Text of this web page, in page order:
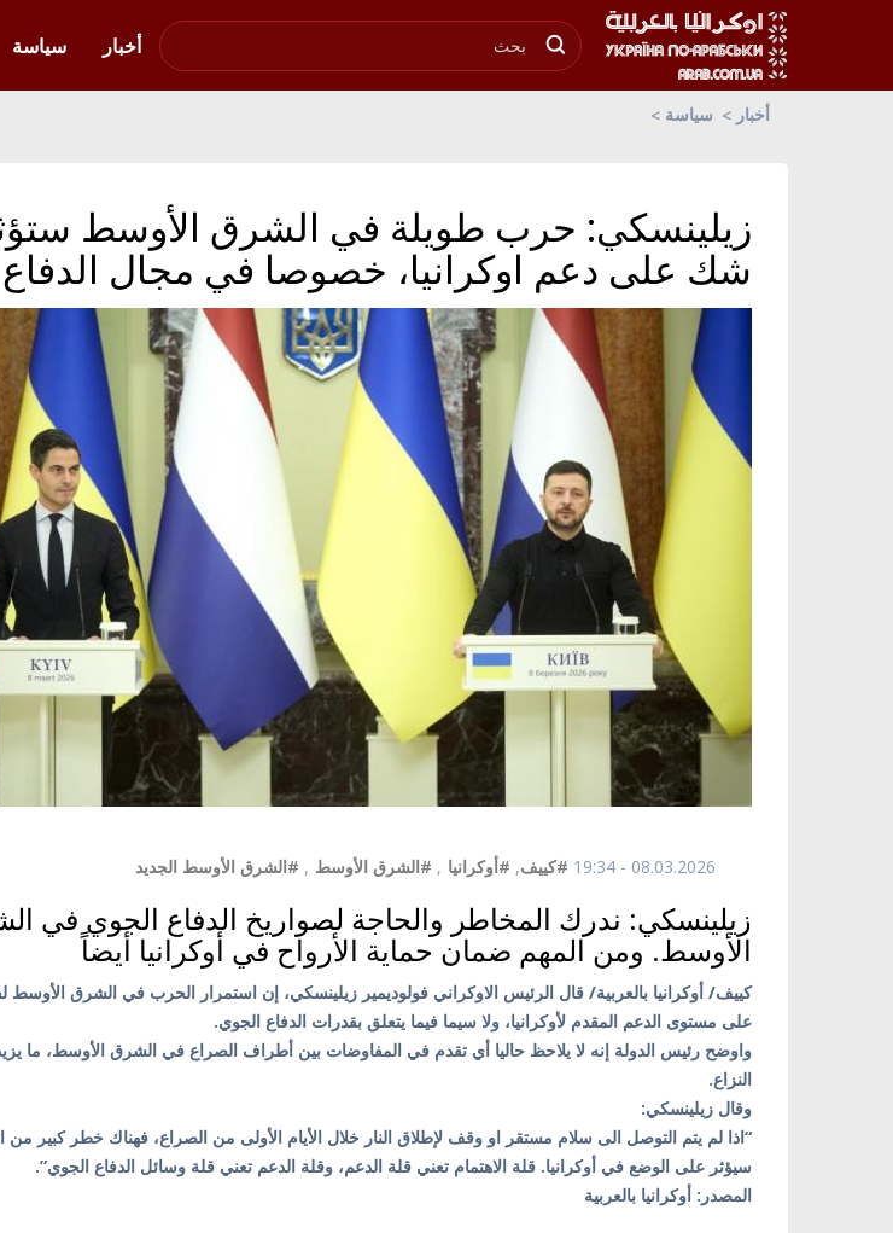
أخبار
سياسة
أخبار سياسة
زيلينسكي: حرب طويلة في الشرق الأوسط
شك على دعم اوكرانيا، خصوصا في مجال
08.03.2026 - 19:34 #كييف, #أوكرانيا , #الشرق الأوسط , #الشرق الأوسط الجديد
زيلينسكي: ندرك المخاطر والحاجة لصواريخ الدفاع الجوي في
الأوسط. ومن المهم ضمان حماية الأرواح في أوكرانيا أيضاً
كييف/ أوكرانيا بالعربية/ قال الرئيس الاوكراني فولوديمير زيلينسكي، إن استمرار الحرب في الشرق الأوسط
على مستوى الدعم المقدم لأوكرانيا، ولا سيما فيما يتعلق بقدرات الدفاع الجوي.
واوضح رئيس الدولة إنه لا يلاحظ حاليا أي تقدم في المفاوضات بين أطراف الصراع في الشرق الأوسط، ما
النزاع.
وقال زيلينسكي:
“اذا لم يتم التوصل الى سلام مستقر او وقف لإطلاق النار خلال الأيام الأولى من الصراع، فهناك خطر كبير من
سيؤثر على الوضع في أوكرانيا. قلة الاهتمام تعني قلة الدعم، وقلة الدعم تعني قلة وسائل الدفاع الجوي”.
المصدر: أوكرانيا بالعربية